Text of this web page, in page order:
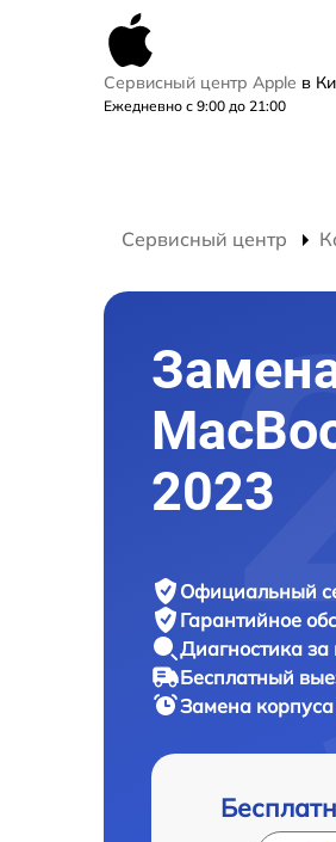
Сервисный центр Apple в
Ежедневно с 9:00 до 21:00
Сервисный центр
2023
Официальный
Гарантийное
Диагностика за
Бесплатный
Замена